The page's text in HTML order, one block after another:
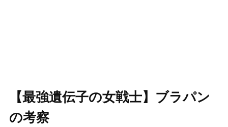
【最強遺伝子の女戦士】ブラパン
の考察